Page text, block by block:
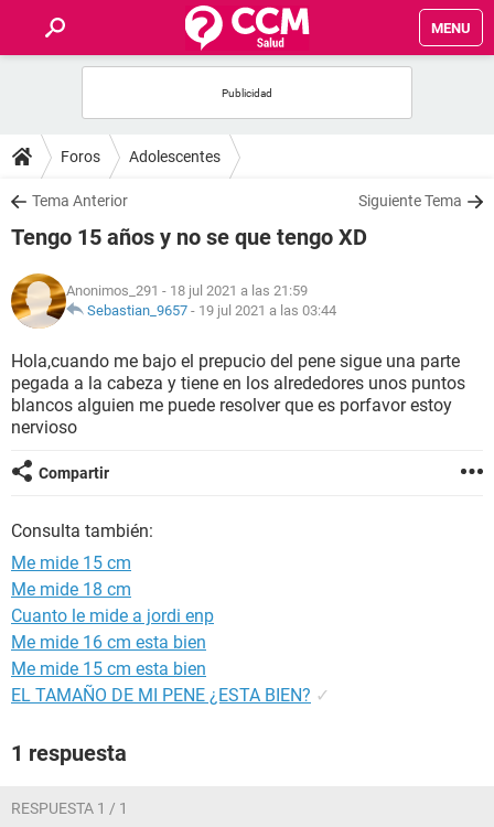
MENU
FOROS
SALUD
FAMILIA
NUTRICIÓN
BIENESTAR
SEXUALIDAD
GLOSARIO
Foros Adolescentes
Tema Anterior Siguiente Tema
Tengo 15 años y no se que tengo XD
Anonimos_291 - 18 jul 2021 a las 21:59
Sebastian_9657 - 19 jul 2021 a las 03:44
Hola,cuando me bajo el prepucio del pene sigue una parte
pegada a la cabeza y tiene en los alrededores unos puntos
blancos alguien me puede resolver que es porfavor estoy
nervioso
Compartir
Consulta también:
Me mide 15 cm
Me mide 18 cm
Cuanto le mide a jordi enp
Me mide 16 cm esta bien
Me mide 15 cm esta bien
EL TAMAÑO DE MI PENE ¿ESTA BIEN? ✓
1 respuesta
RESPUESTA 1 / 1